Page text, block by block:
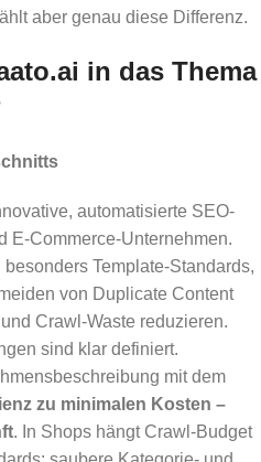
aber genau diese Differenz.
in das Thema
automatisierte SEO-
E-Commerce-Unternehmen.
Template-Standards,
von Duplicate Content
Crawl-Waste reduzieren.
sind klar definiert.
mit dem
zu minimalen Kosten –
. In Shops hängt Crawl-Budget